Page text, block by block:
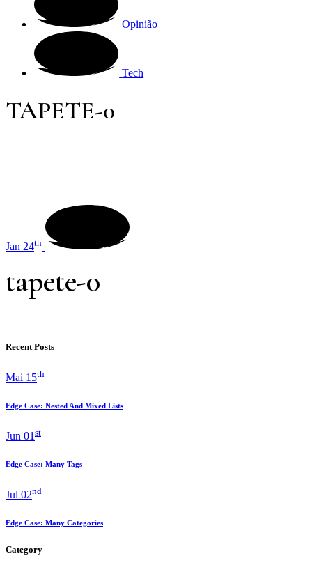
Opinião
Tech
TAPETE-0
Jan 24th
tapete-0
Recent Posts
Mai 15th
Edge Case: Nested And Mixed Lists
Jun 01 st
Edge Case: Many Tags
Jul 02nd
Edge Case: Many Categories
Category